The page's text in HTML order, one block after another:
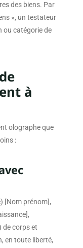
des biens. Par
», un testateur
ou catégorie de
à
olographe que
:
[Nom prénom],
de corps et
en toute liberté,